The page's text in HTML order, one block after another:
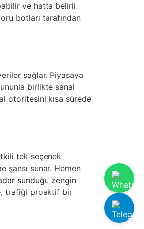
ve hatta belirli
botları tarafından
sağlar. Piyasaya
birlikte sanal
otoritesini kısa sürede
tek seçenek
şansı sunar. Hemen
sunduğu zengin
trafiği proaktif bir